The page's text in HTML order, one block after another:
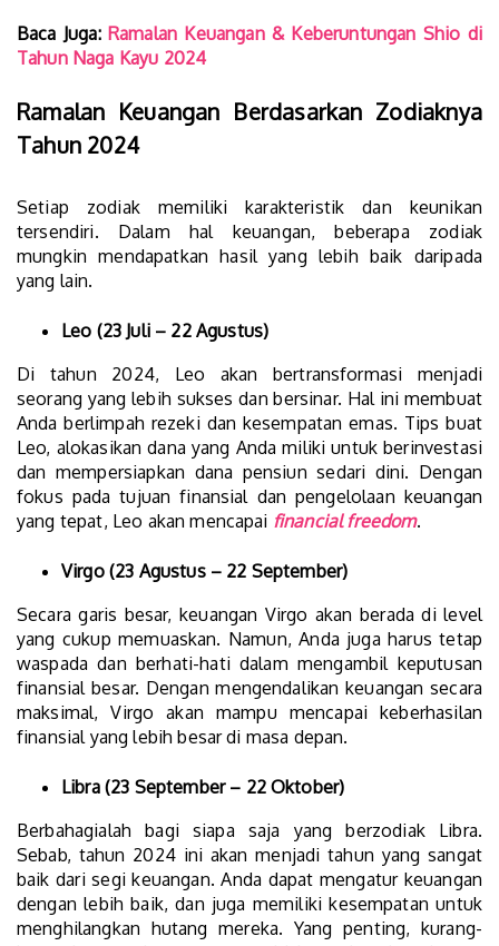
Baca Juga: Ramalan Keuangan & Keberuntungan Shio di
Tahun Naga Kayu 2024
Ramalan Keuangan Berdasarkan Zodiaknya
Tahun 2024
Setiap zodiak memiliki karakteristik dan keunikan
tersendiri. Dalam hal keuangan, beberapa zodiak
mungkin mendapatkan hasil yang lebih baik daripada
yang lain.
Leo (23 Juli – 22 Agustus)
Di tahun 2024, Leo akan bertransformasi menjadi
seorang yang lebih sukses dan bersinar. Hal ini membuat
Anda berlimpah rezeki dan kesempatan emas. Tips buat
Leo, alokasikan dana yang Anda miliki untuk berinvestasi
dan mempersiapkan dana pensiun sedari dini. Dengan
fokus pada tujuan finansial dan pengelolaan keuangan
yang tepat, Leo akan mencapai financial freedom.
Virgo (23 Agustus – 22 September)
Secara garis besar, keuangan Virgo akan berada di level
yang cukup memuaskan. Namun, Anda juga harus tetap
waspada dan berhati-hati dalam mengambil keputusan
finansial besar. Dengan mengendalikan keuangan secara
maksimal, Virgo akan mampu mencapai keberhasilan
finansial yang lebih besar di masa depan.
Libra (23 September – 22 Oktober)
Berbahagialah bagi siapa saja yang berzodiak Libra.
Sebab, tahun 2024 ini akan menjadi tahun yang sangat
baik dari segi keuangan. Anda dapat mengatur keuangan
dengan lebih baik, dan juga memiliki kesempatan untuk
menghilangkan hutang mereka. Yang penting, kurang-